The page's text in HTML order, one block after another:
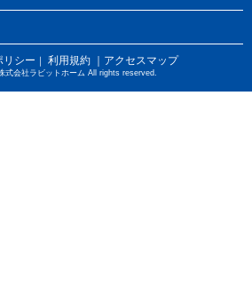
リシー ｜ 利用規約 ｜アクセスマップ
式会社ラビットホーム All rights reserved.